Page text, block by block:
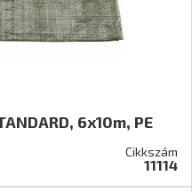
6x10m, PE
Cikkszám
11114